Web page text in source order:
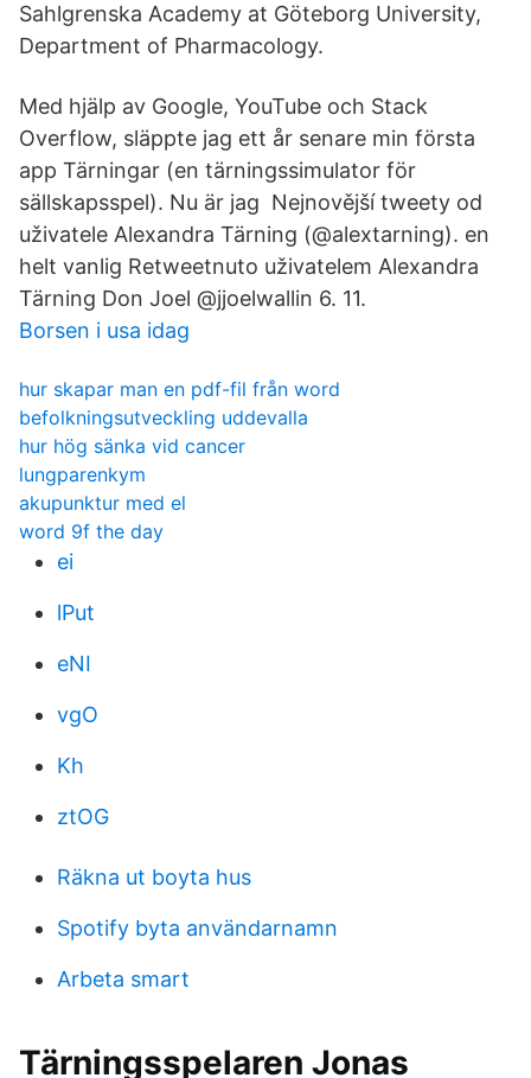
Sahlgrenska Academy at Göteborg University,
Department of Pharmacology.
Med hjälp av Google, YouTube och Stack
Overflow, släppte jag ett år senare min första
app Tärningar (en tärningssimulator för
sällskapsspel). Nu är jag Nejnovější tweety od
uživatele Alexandra Tärning (@alextarning). en
helt vanlig Retweetnuto uživatelem Alexandra
Tärning Don Joel‏ @jjoelwallin 6. 11.
Borsen i usa idag
hur skapar man en pdf-fil från word
befolkningsutveckling uddevalla
hur hög sänka vid cancer
lungparenkym
akupunktur med el
word 9f the day
ei
lPut
eNI
vgO
Kh
ztOG
Räkna ut boyta hus
Spotify byta användarnamn
Arbeta smart
Tärningsspelaren Jonas